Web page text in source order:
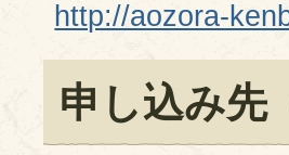
http://aozora-
申し込み先